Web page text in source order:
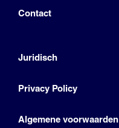
Contact
Juridisch
Privacy Policy
Algemene voorwaarden